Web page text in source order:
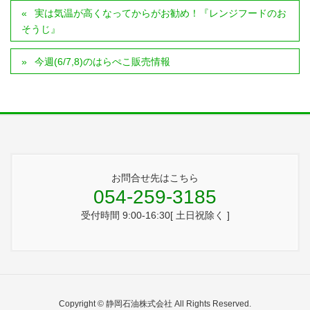
実は気温が高くなってからがお勧め！『レンジフードのお
そうじ』
今週(6/7,8)のはらぺこ販売情報
お問合せ先はこちら
054-259-3185
受付時間 9:00-16:30[ 土日祝除く ]
Copyright © 静岡石油株式会社 All Rights Reserved.